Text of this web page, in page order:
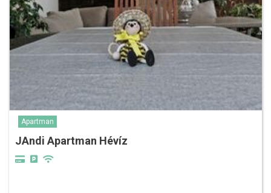
Apartman
JAndi Apartman Hévíz